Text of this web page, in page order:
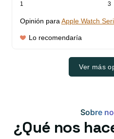
1 3
Opinión para Apple Watch
Lo recomendaría
Ver más
Sobre
¿Qué nos